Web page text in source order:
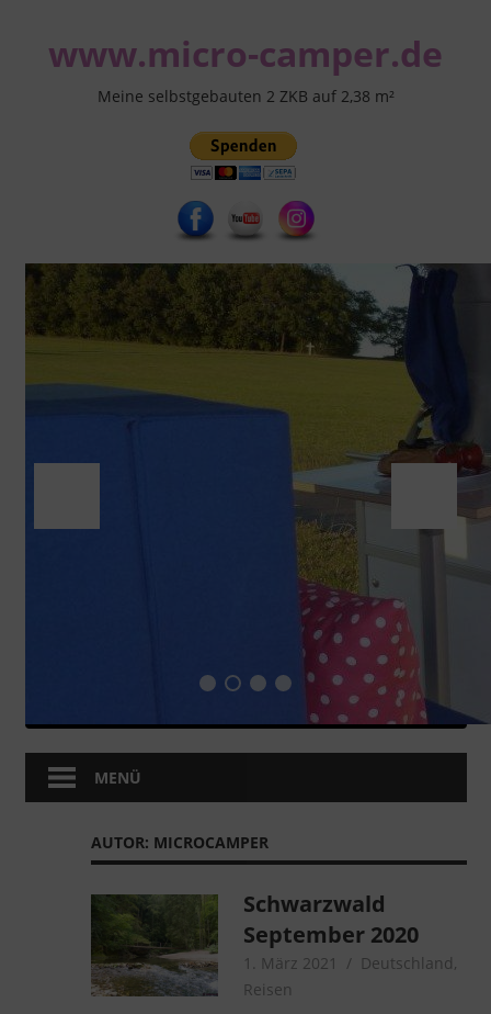
springenwww.micro-camper.de
Meine selbstgebauten 2 ZKB auf 2,38 m²
MENÜ
AUTOR: MICROCAMPER
Schwarzwald
September 2020
1. März 2021 microcamper
Deutschland,
Reisen